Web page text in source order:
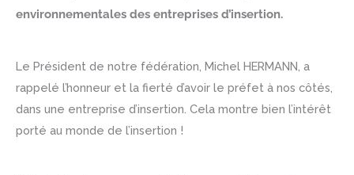
environnementales des entreprises d’insertion.
Le Président de notre fédération, Michel HERMANN, a
rappelé l’honneur et la fierté d’avoir le préfet à nos côtés,
dans une entreprise d’insertion. Cela montre bien l’intérêt
porté au monde de l’insertion !